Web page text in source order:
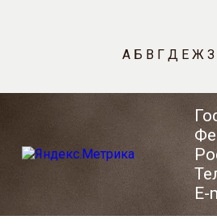
А Б В Г Д Е Ж З
E-